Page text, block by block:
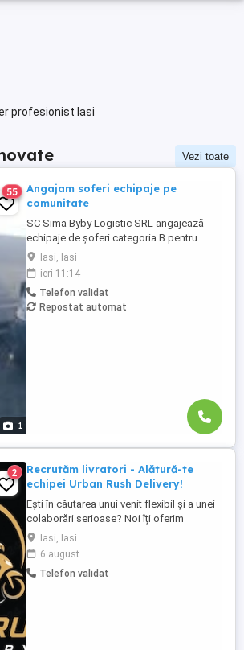
profesionist Iasi
Vezi toate
1
55
Angajam soferi echipaje pe
comunitate
SC Sima Byby Logistic SRL angajează
echipaje de șoferi categoria B pentru
transport internațional (comunitate)!
Căutăm echipaje formate din 2 șoferi,
posesori ai permisului categoria B, pentru
transport internațional de marfă. Oferim:
Salariu între 1.800 și 2.200 Program: 2 luni
Iasi, Iasi
ieri 11:14
Telefon validat
Repostat automat
2
Recrutăm livratori - Alătură-te
echipei Urban Rush Delivery!
Ești în căutarea unui venit flexibil și a unei
colaborări serioase? Noi îți oferim
posibilitatea să livrezi prin cele mai mari
platforme de livrare din România, într-un
mediu profesionist și transparent. Ce îți
oferim: Comision atractiv și transparent
Iasi, Iasi
6 august
Telefon validat